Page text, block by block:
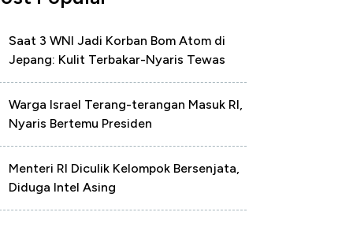
Saat 3 WNI Jadi Korban Bom Atom di
Jepang: Kulit Terbakar-Nyaris Tewas
Warga Israel Terang-terangan Masuk RI,
Nyaris Bertemu Presiden
Menteri RI Diculik Kelompok Bersenjata,
Diduga Intel Asing